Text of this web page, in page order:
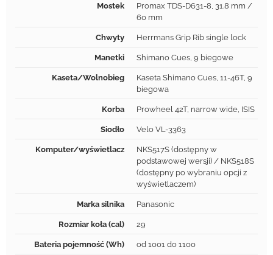
Mostek
Promax TDS-D631-8, 31.8 mm /
60 mm
Chwyty Herrmans Grip Rib single lock
Manetki Shimano Cues, 9 biegowe
Kaseta/Wolnobieg
Kaseta Shimano Cues, 11-46T, 9
biegowa
Korba Prowheel 42T, narrow wide, ISIS
Siodło Velo VL-3363
Komputer/wyświetlacz
NKS517S (dostępny w
podstawowej wersji) / NKS518S
(dostępny po wybraniu opcji z
wyświetlaczem)
Marka silnika Panasonic
Rozmiar koła (cal) 29
Bateria pojemność (Wh) od 1001 do 1100